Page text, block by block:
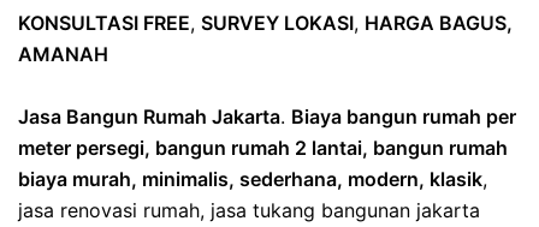
KONSULTASI FREE, SURVEY LOKASI, HARGA BAGUS,
AMANAH
Jasa Bangun Rumah Jakarta. Biaya bangun rumah per
meter persegi, bangun rumah 2 lantai, bangun rumah
biaya murah, minimalis, sederhana, modern, klasik,
jasa renovasi rumah, jasa tukang bangunan jakarta